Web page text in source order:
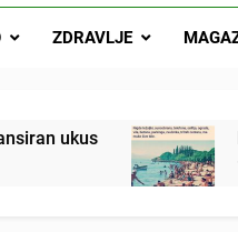
Dan kada se
Drži jezik za zubima, i
ZDRAVLJE
Dan kada se
13 Hours Ago